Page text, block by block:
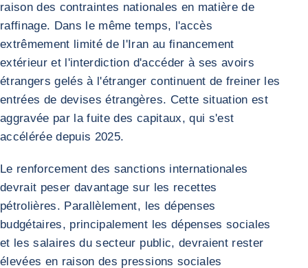
raison des contraintes nationales en matière de
raffinage. Dans le même temps, l'accès
extrêmement limité de l'Iran au financement
extérieur et l'interdiction d'accéder à ses avoirs
étrangers gelés à l'étranger continuent de freiner les
entrées de devises étrangères. Cette situation est
aggravée par la fuite des capitaux, qui s'est
accélérée depuis 2025.
Le renforcement des sanctions internationales
devrait peser davantage sur les recettes
pétrolières. Parallèlement, les dépenses
budgétaires, principalement les dépenses sociales
et les salaires du secteur public, devraient rester
élevées en raison des pressions sociales